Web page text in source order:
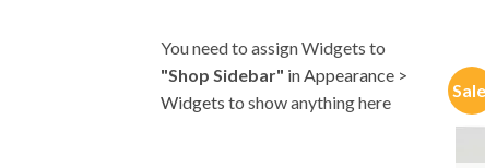
You need to assign Widgets to
"Shop Sidebar" inAppearance >
Widgets to show anything here